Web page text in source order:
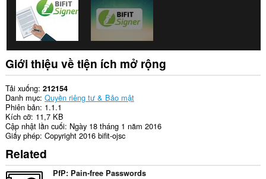
Giới thiệu về tiện ích mở rộng
Tải xuống 212154
Danh mục Quyền riêng tư & Bảo mật
Phiên bản 1.1.1
Kích cỡ 11,7 KB
Cập nhật lần cuối Ngày 18 tháng 1 năm 2016
Giấy phép Copyright 2016 bifit-ojsc
Related
PfP: Pain-free Passwords